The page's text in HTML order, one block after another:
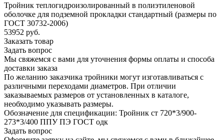
Тройник теплогидроизолированный в полиэтиленовой
оболочке для подземной прокладки стандартный (размеры по
ГОСТ 30732-2006)
53952 руб.
Заказать товар
Задать вопрос
Мы свяжемся с вами для уточнения формы оплаты и способа
доставки заказа
По желанию заказчика тройники могут изготавливаться с
различными переходами диаметров. При отличии
заказываемых размеров от установленных в каталоге,
необходимо указывать размеры.
Обозначение для спецификации: Тройник ст 720*3/900-
273*3/400 ППУ ПЭ ГОСТ одк
Задать вопрос